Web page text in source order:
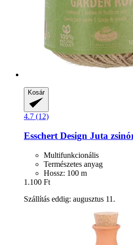
Kosár
4.7 (12)
Esschert Design Juta
Multifunkcionális
Természetes anyag
Hossz: 100 m
1.100 Ft
Szállítás eddig: augusztus 11.